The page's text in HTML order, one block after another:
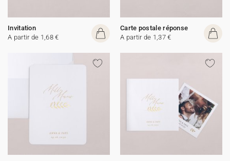
Invitation
A partir de 1,68 €
Carte postale réponse
A partir de 1,37 €